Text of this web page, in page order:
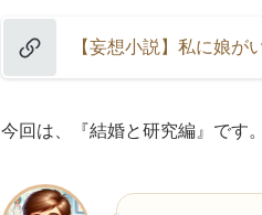
【妄想小説】私に娘が
今回は、『結婚と研究編』です。